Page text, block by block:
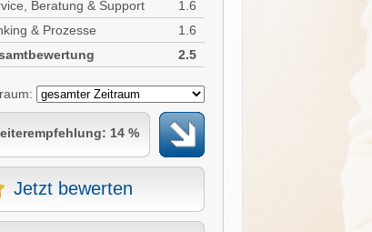
Beratung & Support
1.6
& Prozesse
1.6
2.5
14 %
Jetzt bewerten